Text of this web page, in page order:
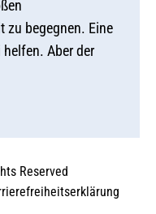
zu begegnen. Eine
helfen. Aber der
Reserved